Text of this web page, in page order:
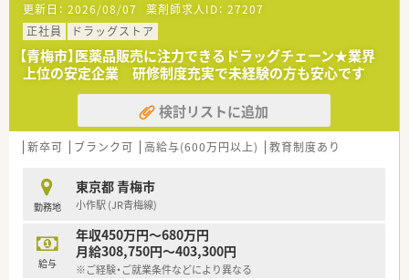
更新日： 2026/08/07 薬剤師求人ID： 27207
正社員
ドラッグストア
【青梅市】医薬品販売に注力できるドラッグチェーン★業界
上位の安定企業 研修制度充実で未経験の方も安心です
検討リストに追加
新卒可 ブランク可 高給与(600万円以上) 教育制度あり
勤務地
東京都 青梅市
小作駅 (JR青梅線)
給与
年収450万円～680万円
月給308,750円～403,300円
※ご経験・ご就業条件などにより異なる